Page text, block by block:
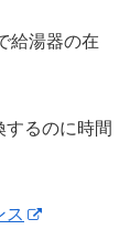
給湯器の在
るのに時間
ス